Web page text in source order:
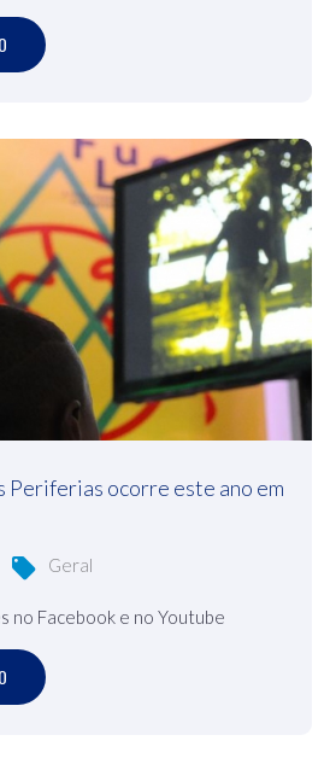
Periferias ocorre este ano em
Geral
no Facebook e no Youtube